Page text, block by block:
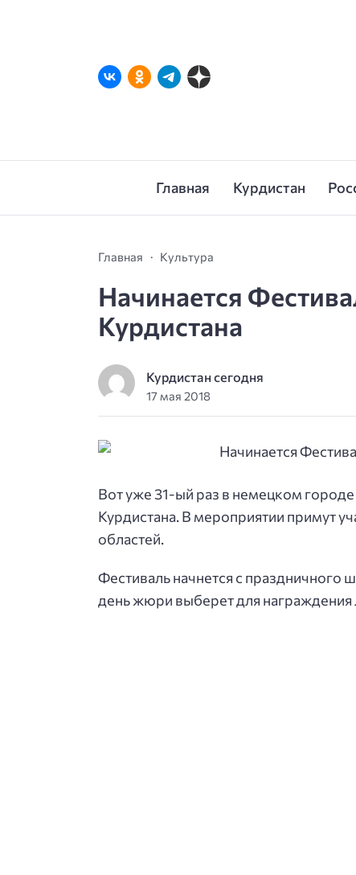
Главная Курдистан
Главная Культура
Начинается
Курдистана
Курдистан сегодня
17 мая 2018
Вот уже 31-ый раз в немецком
Курдистана. В мероприятии примут
областей.
Фестиваль начнется с праздничного
день жюри выберет для